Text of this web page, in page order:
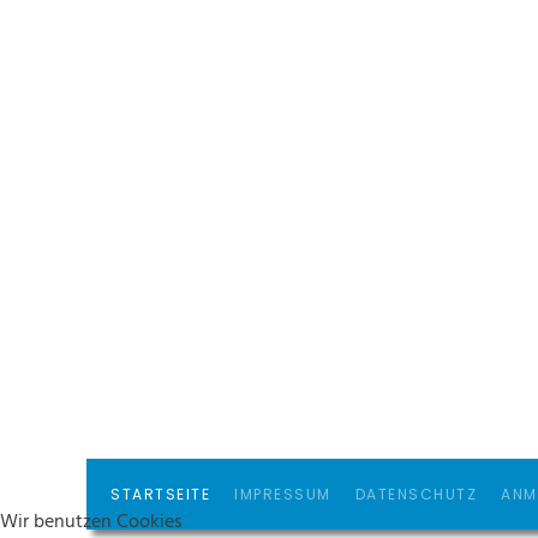
STARTSEITE IMPRESSUM DATENSCHUTZ
Wir benutzen Cookies